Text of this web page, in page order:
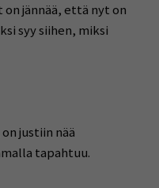
jännää, että nyt on
syy siihen, miksi
justiin nää
tapahtuu.